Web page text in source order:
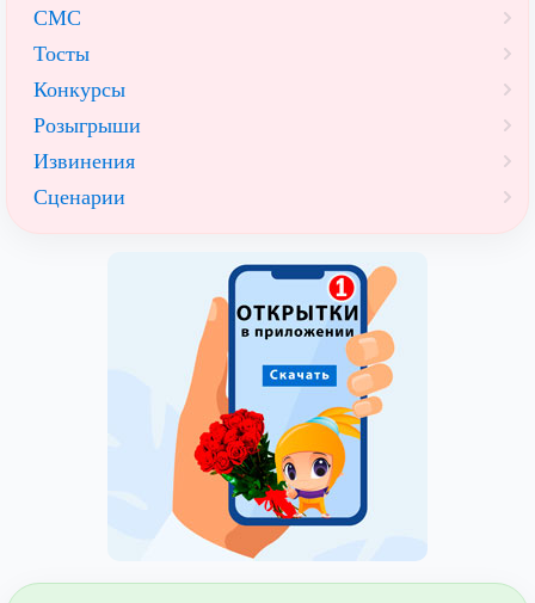
СМС
Тосты
Конкурсы
Розыгрыши
Извинения
Сценарии